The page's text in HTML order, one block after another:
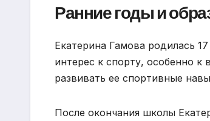
Ранние годы и
Екатерина Гамова родилась
интерес к спорту, особенно к
развивать ее спортивные
После окончания школы